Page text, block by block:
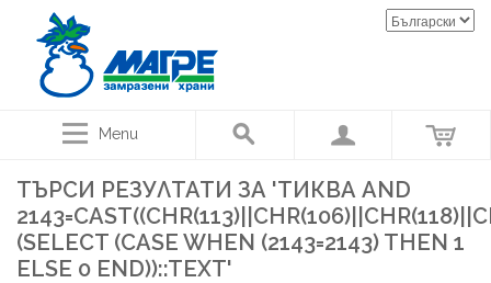
Menu
ТЪРСИ РЕЗУЛТАТИ ЗА 'ТИКВА AND
(SELECT (CASE WHEN (2143=2143) THEN 1
ELSE 0 END))::TEXT'